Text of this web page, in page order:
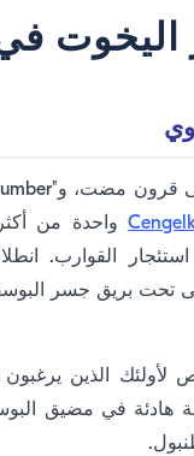
اليخوت
واحدة من
القوارب.
تحت بريق جسر
لأولئك الذين
هادئة في مضيق